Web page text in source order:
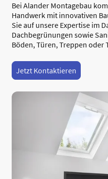
Bei Alander Montagebau
Handwerk mit innovativen
Sie auf unsere Expertise im
Dachbegrünungen sowie
Böden, Türen, Treppen oder
Jetzt Kontaktieren